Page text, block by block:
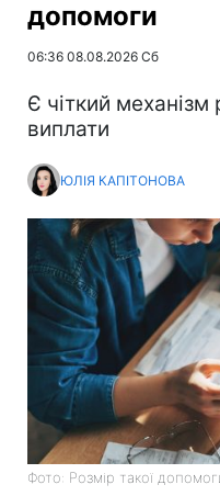
допомоги
06:36 08.08.2026 Сб
Є чіткий
виплати
ЮЛІЯ КАПІТОНОВА
Фото: Розмір такої